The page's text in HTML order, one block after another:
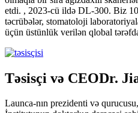
etdi. , 2023-cü ildə DL-300. Biz
təcrübələr, stomatoloji
üçün üstünlük verilən qlobal
Təsisçi və CEODr.
Launca-nın prezidenti və